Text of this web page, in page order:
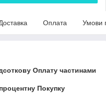
Оплата Умови
Оплату частинами
Покупку